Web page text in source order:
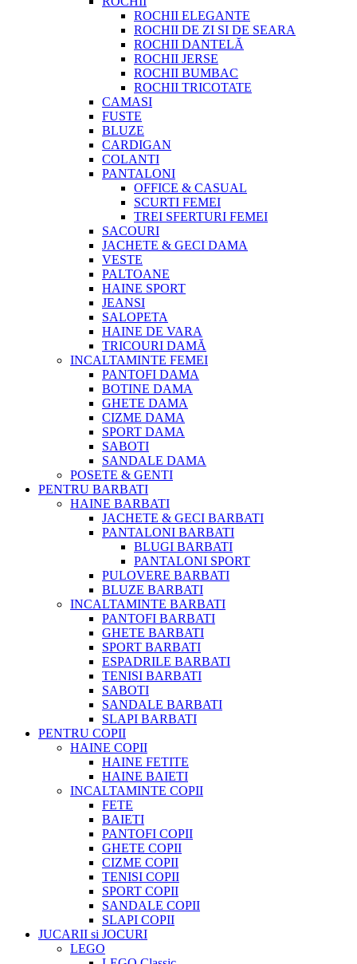
ROCHII ELEGANTE
ROCHII DE ZI SI DE SEARA
ROCHII DANTELĂ
ROCHII JERSE
ROCHII BUMBAC
ROCHII TRICOTATE
CAMASI
FUSTE
BLUZE
CARDIGAN
COLANTI
PANTALONI
OFFICE & CASUAL
SCURTI FEMEI
TREI SFERTURI FEMEI
SACOURI
JACHETE & GECI DAMA
VESTE
PALTOANE
HAINE SPORT
JEANSI
SALOPETA
HAINE DE VARA
TRICOURI DAMĂ
INCALTAMINTE FEMEI
PANTOFI DAMA
BOTINE DAMA
GHETE DAMA
CIZME DAMA
SPORT DAMA
SABOTI
SANDALE DAMA
POSETE & GENTI
PENTRU BARBATI
HAINE BARBATI
JACHETE & GECI BARBATI
PANTALONI BARBATI
BLUGI BARBATI
PANTALONI SPORT
PULOVERE BARBATI
BLUZE BARBATI
INCALTAMINTE BARBATI
PANTOFI BARBATI
GHETE BARBATI
SPORT BARBATI
ESPADRILE BARBATI
TENISI BARBATI
SABOTI
SANDALE BARBATI
SLAPI BARBATI
PENTRU COPII
HAINE COPII
HAINE FETITE
HAINE BAIETI
INCALTAMINTE COPII
FETE
BAIETI
PANTOFI COPII
GHETE COPII
CIZME COPII
TENISI COPII
SPORT COPII
SANDALE COPII
SLAPI COPII
JUCARII si JOCURI
LEGO